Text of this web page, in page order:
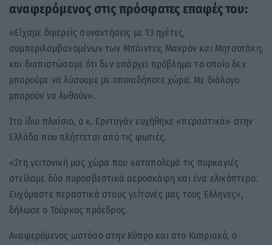
αναφερόμενος στις πρόσφατες επαφές του:
«Είχαμε διμερείς συναντήσεις με 13 ηγέτες,
συμπεριλαμβανομένων των Μπάιντεν, Μακρόν και Μητσοτάκη,
και διαπιστώσαμε ότι δεν υπάρχει πρόβλημα το οποίο δεν
μπορούμε να λύσουμε με οποιαδήποτε χώρα. Με διάλογο
μπορούν να λυθούν».
Στο ίδιο πλαίσιο, ο κ. Ερντογάν ευχήθηκε «περαστικά» στην
Ελλάδα που πλήττεται από τις φωτιές.
«Στη γειτονική μας χώρα που καταπολεμά τις πυρκαγιές
στείλαμε δύο πυροσβεστικά αεροσκάφη και ένα ελικόπτερο.
Ευχόμαστε περαστικά στους γείτονές μας τους Ελληνες»,
δήλωσε ο Τούρκος πρόεδρος.
Αναφερόμενος ωστόσο στην Κύπρο και στο Κυπριακό, ο